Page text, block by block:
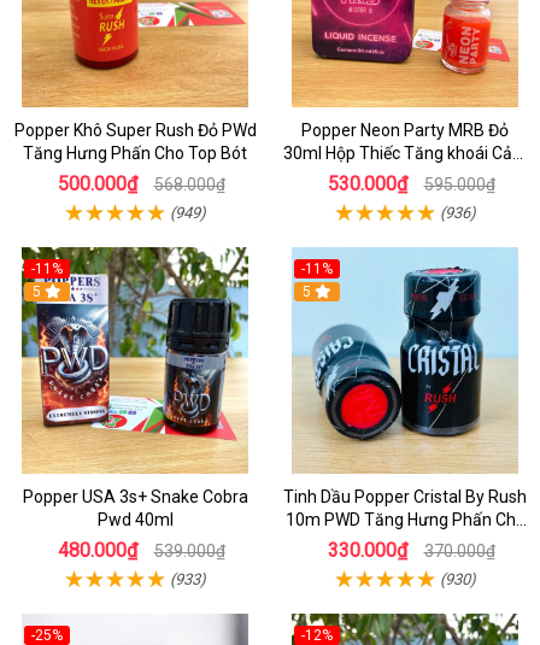
Popper Khô Super Rush Đỏ PWd
Tăng Hưng Phấn Cho Top Bót
500.000₫ 568.000₫
(949)
Popper Neon Party MRB Đỏ
30ml Hộp Thiếc Tăng khoái Cảm
Mạnh Cho Top Bot
530.000₫ 595.000₫
(936)
-11%
5
Popper USA 3s+ Snake Cobra
Pwd 40ml
480.000₫ 539.000₫
(933)
-11%
5
Tinh Dầu Popper Cristal By Rush
10m PWD Tăng Hưng Phấn Cho
Top Bot
330.000₫ 370.000₫
(930)
-25%
-12%